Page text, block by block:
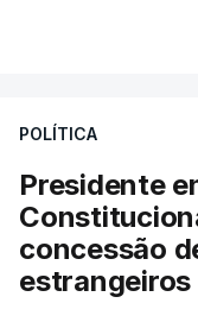
sistema mais
"Sempre que seja
eliminar
chegam a quem
um passo na
POLÍTICA
Presidente
concessão
estrangeiros